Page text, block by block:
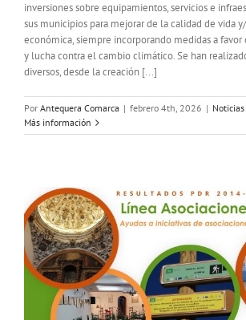
inversiones sobre equipamientos, servicios e
sus municipios para mejorar de la calidad de vida
económica, siempre incorporando medidas a
y lucha contra el cambio climático. Se han
diversos, desde la creación [...]
Por Antequera Comarca | febrero 4th, 2026 | Noticias
Más información